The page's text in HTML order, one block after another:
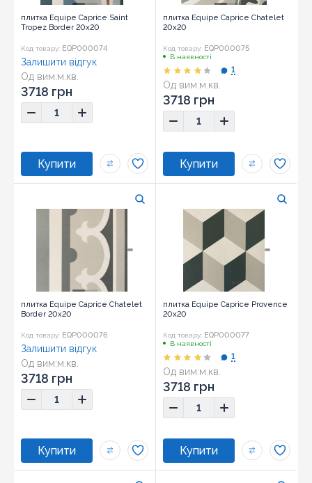
плитка Equipe Caprice Saint
Tropez Border 20x20
Код товару: EQP000074
Од вим:м.кв.
Розмір:20x20
Залишити відгук
3718 грн
плитка Equipe Caprice Chatelet
20x20
Код товару: EQP000075
В наявності
Од вим:м.кв.
Розмір:20x20
1
3718 грн
плитка Equipe Caprice Chatelet
Border 20x20
Код товару: EQP000076
Од вим:м.кв.
Розмір:20x20
Залишити відгук
3718 грн
плитка Equipe Caprice Provence
20x20
Код товару: EQP000077
В наявності
Од вим:м.кв.
1
3718 грн